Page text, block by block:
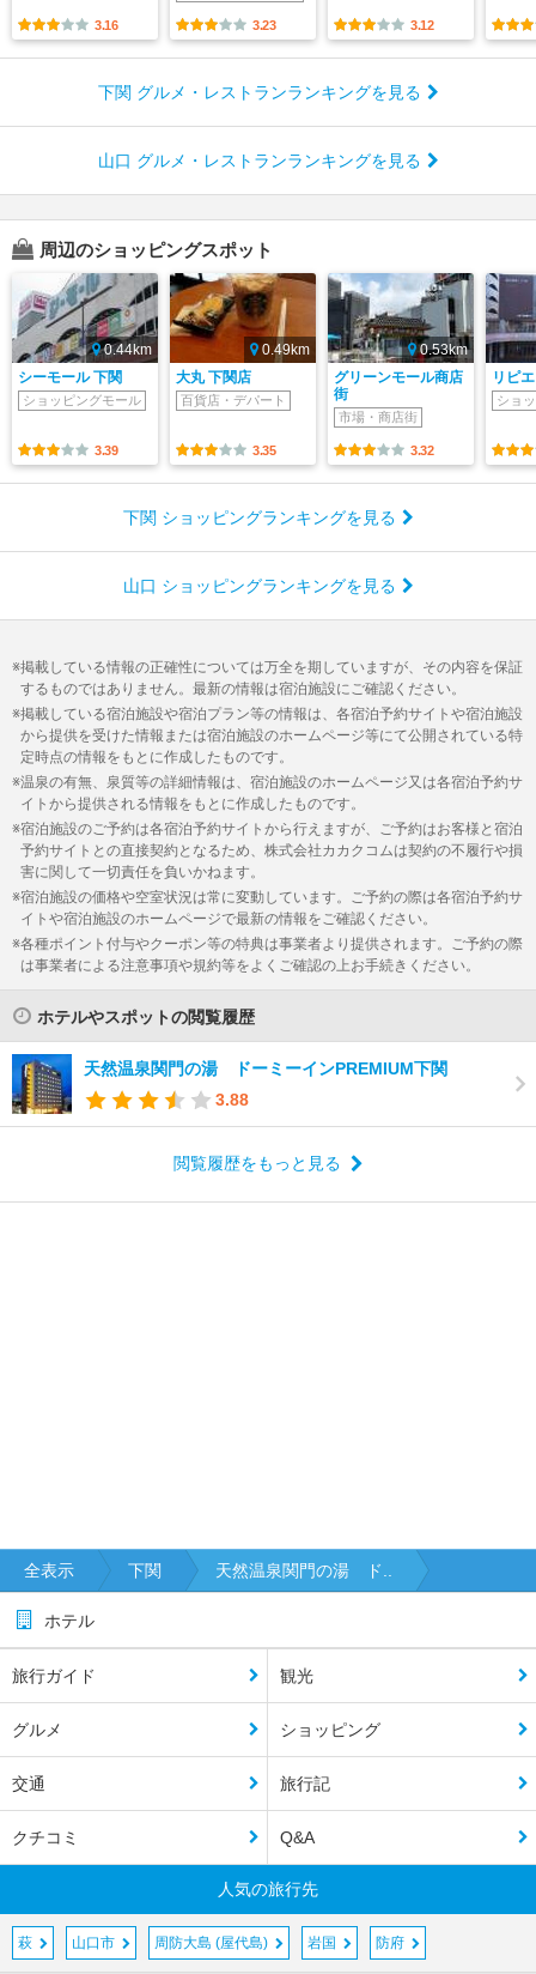
3.16 3.23 3.12
下関 グルメ・レストランランキングを見る
山口 グルメ・レストランランキングを見る
周辺のショッピングスポット
0.44km
シーモール 下関
ショッピングモール
3.39
0.49km
大丸 下関店
百貨店・デパート
3.35
0.53km
グリーンモール商店
街
市場・商店街
3.32
リピエ
ショ
下関 ショッピングランキングを見る
山口 ショッピングランキングを見る
掲載している情報の正確性については万全を期していますが、その内容を保証
するものではありません。最新の情報は宿泊施設にご確認ください。
掲載している宿泊施設や宿泊プラン等の情報は、各宿泊予約サイトや宿泊施設
から提供を受けた情報または宿泊施設のホームページ等にて公開されている特
定時点の情報をもとに作成したものです。
温泉の有無、泉質等の詳細情報は、宿泊施設のホームページ又は各宿泊予約サ
イトから提供される情報をもとに作成したものです。
宿泊施設のご予約は各宿泊予約サイトから行えますが、ご予約はお客様と宿泊
予約サイトとの直接契約となるため、株式会社カカクコムは契約の不履行や損
害に関して一切責任を負いかねます。
宿泊施設の価格や空室状況は常に変動しています。ご予約の際は各宿泊予約サ
イトや宿泊施設のホームページで最新の情報をご確認ください。
各種ポイント付与やクーポン等の特典は事業者より提供されます。ご予約の際
は事業者による注意事項や規約等をよくご確認の上お手続きください。
ホテルやスポットの閲覧履歴
天然温泉関門の湯 ドーミーインPREMIUM下関
3.88
閲覧履歴をもっと見る
全表示 下関 天然温泉関門の湯 ド..
ホテル
旅行ガイド 観光
グルメ ショッピング
交通 旅行記
クチコミ Q&A
人気の旅行先
萩 山口市 周防大島 (屋代島) 岩国 防府